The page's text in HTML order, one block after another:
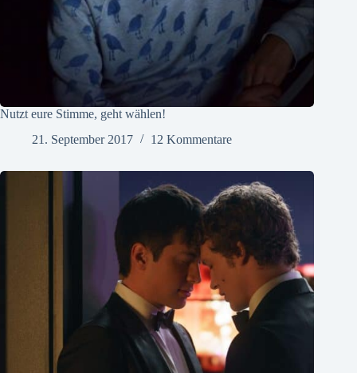
Nutzt eure Stimme, geht wählen!
21. September 2017
12 Kommentare